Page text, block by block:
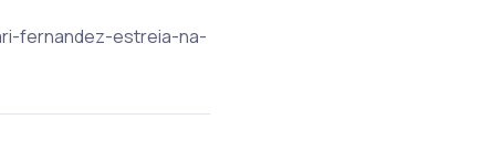
fernandez-estreia-na-